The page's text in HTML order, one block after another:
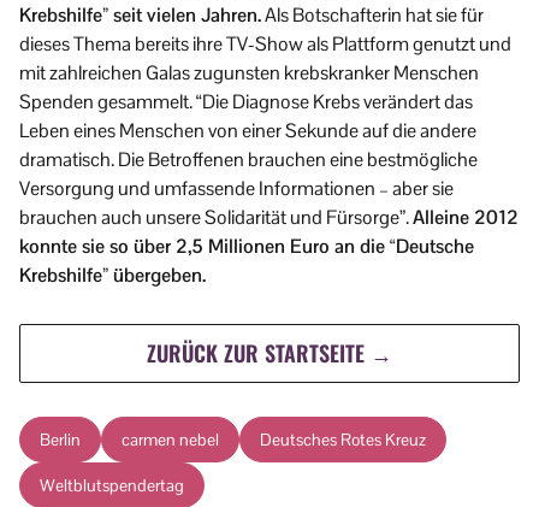
Krebshilfe” seit vielen Jahren.Als Botschafterin hat sie für
dieses Thema bereits ihre TV-Show als Plattform genutzt und
mit zahlreichen Galas zugunsten krebskranker Menschen
Spenden gesammelt. “Die Diagnose Krebs verändert das
Leben eines Menschen von einer Sekunde auf die andere
dramatisch. Die Betroffenen brauchen eine bestmögliche
Versorgung und umfassende Informationen – aber sie
brauchen auch unsere Solidarität und Fürsorge”.Alleine 2012
konnte sie so über 2,5 Millionen Euro an die “Deutsche
Krebshilfe” übergeben.
ZURÜCK ZUR STARTSEITE →
Berlin carmen nebel Deutsches Rotes Kreuz
Weltblutspendertag